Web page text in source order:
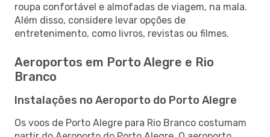
roupa confortável e almofadas de viagem, na mala.
Além disso, considere levar opções de
entretenimento, como livros, revistas ou filmes.
Aeroportos em Porto Alegre e Rio
Branco
Instalações no Aeroporto do Porto Alegre
Os voos de Porto Alegre para Rio Branco costumam